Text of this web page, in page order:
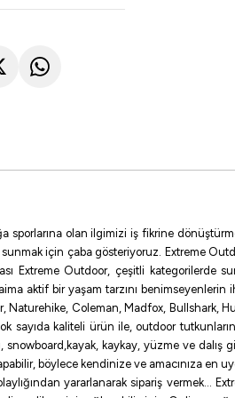
80-300gr 2 Parça Jig Kamışı S-692
120-450gr Tek Parça Jig Kamışı S-
Havale ile 4.618,58 ₺
sporlarına olan ilgimizi iş fikrine
için çaba gösteriyoruz. Extreme
Extreme Outdoor, çeşitli
aktif bir yaşam tarzını
Naturehike, Coleman, Madfox, Bullshark,
sayıda kaliteli ürün ile, outdoor
snowboard,kayak, kaykay, yüzme ve
böylece kendinize ve amacınıza
yararlanarak sipariş vermek…